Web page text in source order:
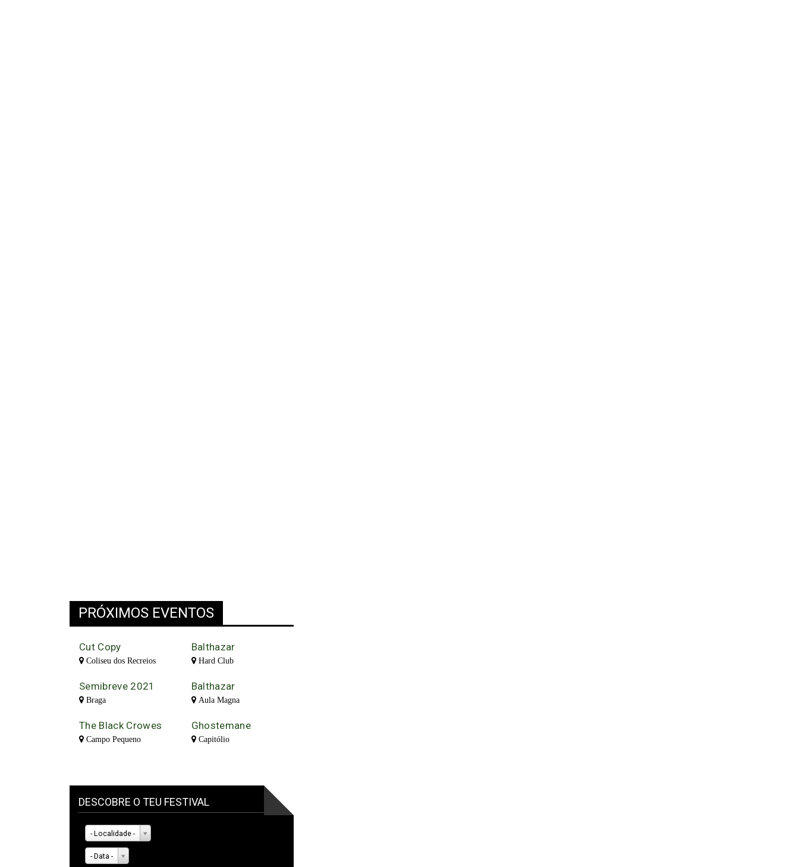
PRÓXIMOS EVENTOS
Cut Copy
Coliseu dos Recreios
Balthazar
Hard Club
Semibreve 2021
Braga
Balthazar
Aula Magna
The Black Crowes
Campo Pequeno
Ghostemane
Capitólio
DESCOBRE O TEU FESTIVAL
- Localidade -
- Data -